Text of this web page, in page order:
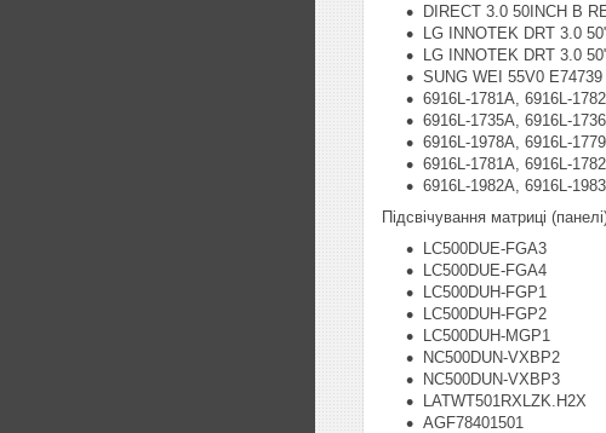
DIRECT 3.0 50INCH B
LG INNOTEK DRT 3.0
LG INNOTEK DRT 3.0
SUNG WEI 55V0 E74739
6916L-1781A, 6916L-
6916L-1735A, 6916L-
6916L-1978A, 6916L-
6916L-1781A, 6916L-
6916L-1982A, 6916L-
Підсвічування матриці
LC500DUE-FGA3
LC500DUE-FGA4
LC500DUH-FGP1
LC500DUH-FGP2
LC500DUH-MGP1
NC500DUN-VXBP2
NC500DUN-VXBP3
LATWT501RXLZK.H2X
AGF78401501